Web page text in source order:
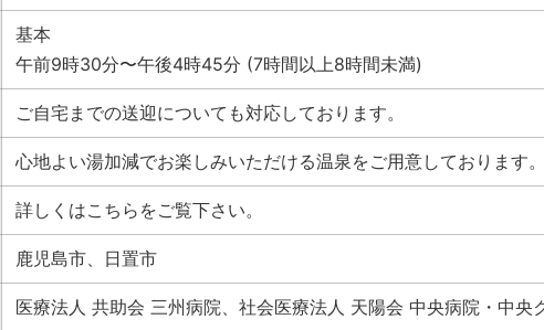
基本
午前9時30分〜午後4時45分 (7時間以上8時間未満)
ご自宅までの送迎についても対応しております。
心地よい湯加減でお楽しみいただける温泉をご用意しております。
詳しくはこちらをご覧下さい。
鹿児島市、日置市
医療法人 共助会 三州病院、社会医療法人 天陽会 中央病院・中央